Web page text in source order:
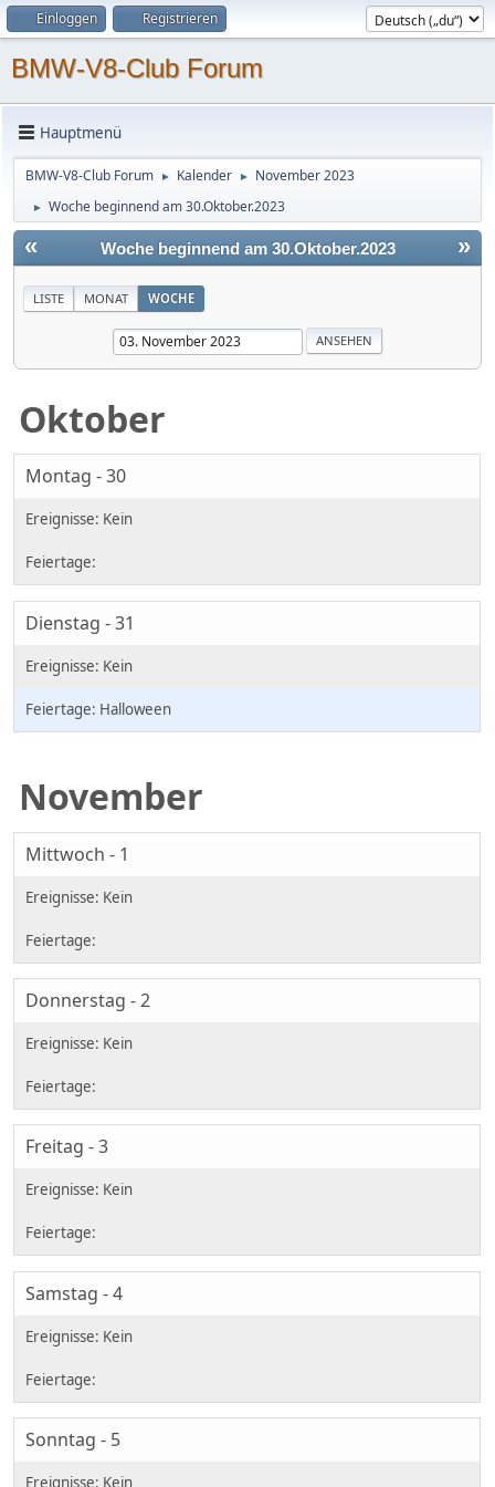
Einloggen Registrieren
BMW-V8-Club Forum
Hauptmenü
BMW-V8-Club Forum ► Kalender ► November 2023
► Woche beginnend am 30.Oktober.2023
« »
Woche beginnend am 30.Oktober.2023
LISTE MONAT WOCHE
Oktober
Montag - 30
Dienstag - 31
Halloween
November
Mittwoch - 1
Donnerstag - 2
Freitag - 3
Samstag - 4
Sonntag - 5